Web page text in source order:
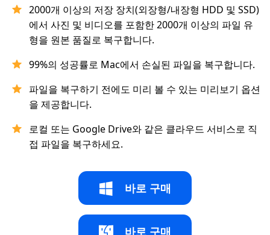
2000개 이상의 저장 장치(외장형/내장형 HDD 및 SSD)
에서 사진 및 비디오를 포함한 2000개 이상의 파일 유
형을 원본 품질로 복구합니다.
99%의 성공률로 Mac에서 손실된 파일을 복구합니다.
파일을 복구하기 전에도 미리 볼 수 있는 미리보기 옵션
을 제공합니다.
로컬 또는 Google Drive와 같은 클라우드 서비스로 직
접 파일을 복구하세요.
바로 구매
바로 구매